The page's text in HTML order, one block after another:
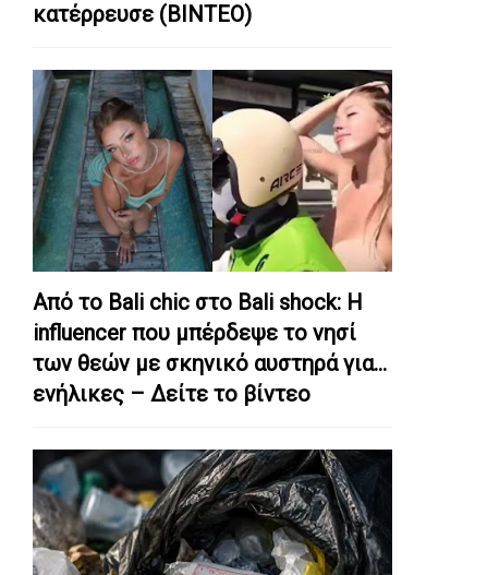
κατέρρευσε (ΒΙΝΤΕΟ)
Από το Bali chic στο Bali shock: Η
influencer που μπέρδεψε το νησί
των θεών με σκηνικό αυστηρά για…
ενήλικες – Δείτε το βίντεο